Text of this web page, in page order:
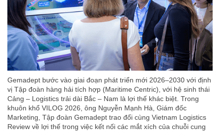
Gemadept bước vào giai đoạn phát triển mới 2026–2030 với định
vị Tập đoàn hàng hải tích hợp (Maritime Centric), với hệ sinh thái
Cảng – Logistics trải dài Bắc – Nam là lợi thế khác biệt. Trong
khuôn khổ VILOG 2026, ông Nguyễn Mạnh Hà, Giám đốc
Marketing, Tập đoàn Gemadept trao đổi cùng Vietnam Logistics
Review về lợi thế trong việc kết nối các mắt xích của chuỗi cung